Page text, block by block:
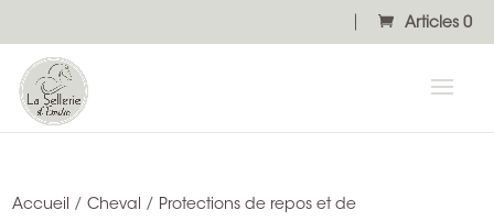
Articles 0
Accueil /Cheval / Protections de repos et de